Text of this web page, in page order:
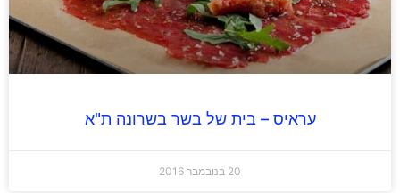
עראיס – בית של בשר בשרונה ת"א